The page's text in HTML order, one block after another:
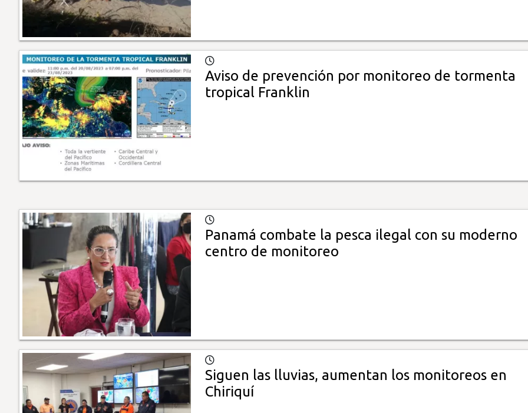
Aviso de prevención por monitoreo de tormenta
tropical Franklin
Panamá combate la pesca ilegal con su moderno
centro de monitoreo
Siguen las lluvias, aumentan los monitoreos en
Chiriquí